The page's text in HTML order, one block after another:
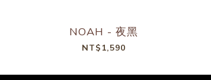
NOAH - 夜黑
NT$1,590